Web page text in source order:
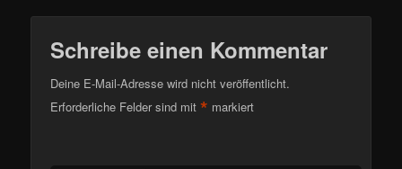
Schreibe einen Kommentar
Deine E-Mail-Adresse wird nicht veröffentlicht.
Erforderliche Felder sind mit* markiert